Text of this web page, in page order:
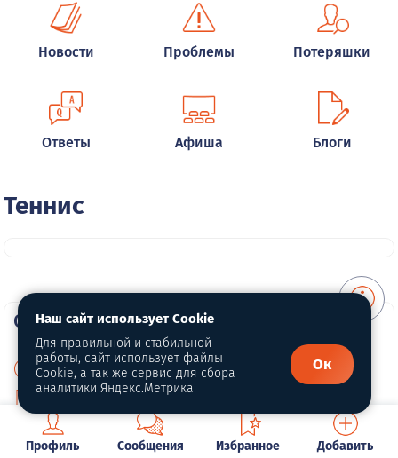
Новости Проблемы Потеряшки
Ответы Афиша Блоги
Теннис
О портале
О нас
Политика конфиденциальности
Публичная оферта
Профиль Сообщения Избранное Добавить
Наш сайт использует Cookie
Для правильной и стабильной
работы, сайт использует файлы
Cookie, а так же сервис для сбора
аналитики Яндекс.Метрика
Ок